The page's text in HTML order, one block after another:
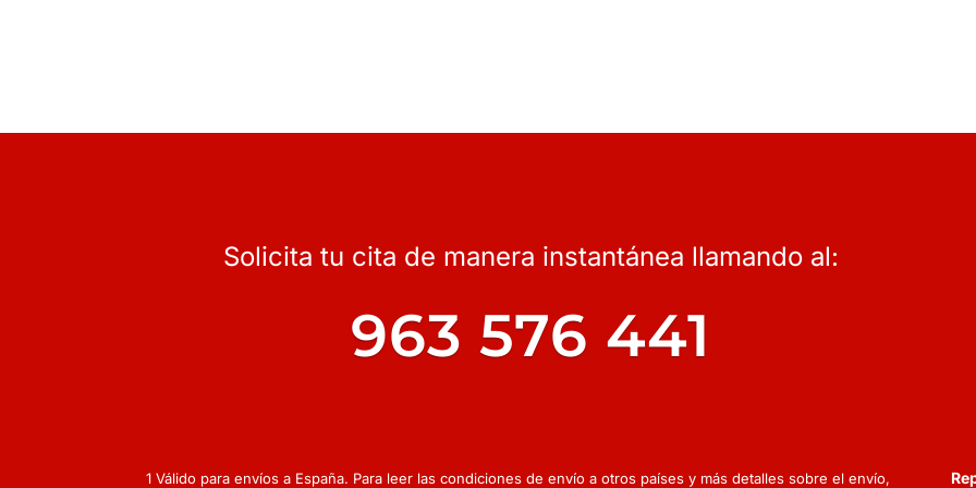
Solicita tu cita de manera instantánea llamando al:
963 576 441
1 Válido para envíos a España. Para leer las condiciones de envío a otros países y más detalles sobre el envío,